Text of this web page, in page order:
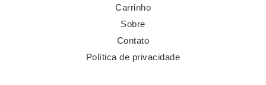
Carrinho
Sobre
Contato
Política de privacidade